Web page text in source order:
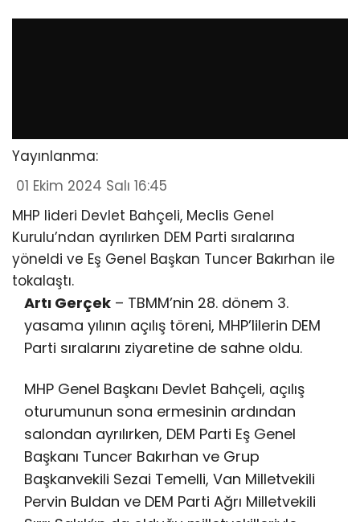
Yayınlanma:
01 Ekim 2024 Salı 16:45
MHP lideri Devlet Bahçeli, Meclis Genel
Kurulu’ndan ayrılırken DEM Parti sıralarına
yöneldi ve Eş Genel Başkan Tuncer Bakırhan ile
tokalaştı.
Artı Gerçek – TBMM’nin 28. dönem 3.
yasama yılının açılış töreni, MHP’lilerin DEM
Parti sıralarını ziyaretine de sahne oldu.
MHP Genel Başkanı Devlet Bahçeli, açılış
oturumunun sona ermesinin ardından
salondan ayrılırken, DEM Parti Eş Genel
Başkanı Tuncer Bakırhan ve Grup
Başkanvekili Sezai Temelli, Van Milletvekili
Pervin Buldan ve DEM Parti Ağrı Milletvekili